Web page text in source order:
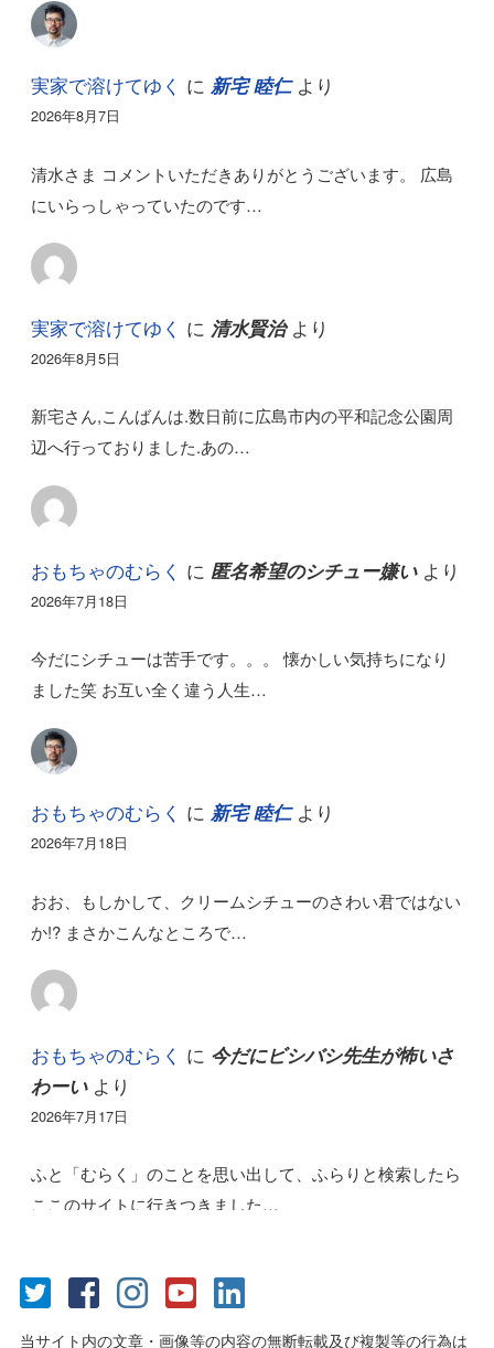
実家で溶けてゆく に 新宅 睦仁より
2026年8月7日
清水さま コメントいただきありがとうございます。 広島
にいらっしゃっていたのです…
実家で溶けてゆく に 清水賢治より
2026年8月5日
新宅さん,こんばんは.数日前に広島市内の平和記念公園周
辺へ行っておりました.あの…
おもちゃのむらく に 匿名希望のシチュー嫌いより
2026年7月18日
今だにシチューは苦手です。。。 懐かしい気持ちになり
ました笑 お互い全く違う人生…
おもちゃのむらく に 新宅 睦仁より
2026年7月18日
おお、もしかして、クリームシチューのさわい君ではない
か!? まさかこんなところで…
おもちゃのむらく に 今だにビシバシ先生が怖いさ
わーいより
2026年7月17日
ふと「むらく」のことを思い出して、ふらりと検索したら
ここのサイトに行きつきました…
当サイト内の文章・画像等の内容の無断転載及び複製等の行為は